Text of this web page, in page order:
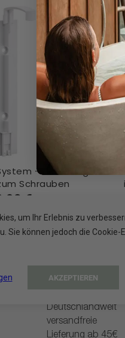
- Halterung
Schrauben
€
SCHNELLER
VERSAND
Deutschlandweit
versandfreie
Lieferung ab 45€
um Ihr Erlebnis zu
Sie können jedoch die
AKZEPTIEREN